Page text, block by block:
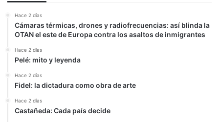
Hace 2 días
Cámaras térmicas, drones y radiofrecuencias: así blinda la
OTAN el este de Europa contra los asaltos de inmigrantes
Hace 2 días
Pelé: mito y leyenda
Hace 2 días
Fidel: la dictadura como obra de arte
Hace 2 días
Castañeda: Cada país decide